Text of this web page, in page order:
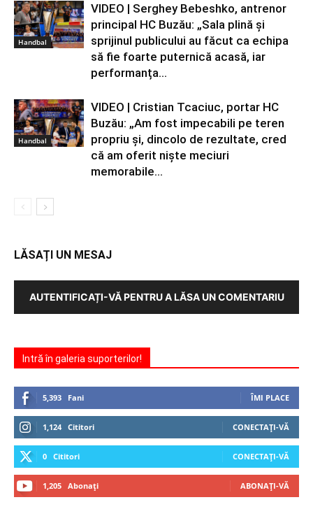
Handbal
VIDEO | Serghey Bebeshko, antrenor
principal HC Buzău: „Sala plină și
sprijinul publicului au făcut ca echipa
să fie foarte puternică acasă, iar
performanța...
Handbal
VIDEO | Cristian Tcaciuc, portar HC
Buzău: „Am fost impecabili pe teren
propriu și, dincolo de rezultate, cred
că am oferit niște meciuri
memorabile...
LĂSAȚI UN MESAJ
AUTENTIFICAȚI-VĂ PENTRU A LĂSA UN COMENTARIU
Intră în galeria suporterilor!
5,393 Fani ÎMI PLACE
1,124 Cititori CONECTAȚI-VĂ
0 Cititori CONECTAȚI-VĂ
1,205 Abonați ABONAȚI-VĂ